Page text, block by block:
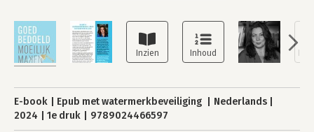
E-book Epub met watermerkbeveiliging
Nederlands
2024
1e druk 9789024466597